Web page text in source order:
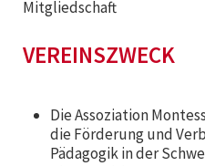
Mitgliedschaft
VEREINSZWECK
Die Assoziation
die Förderung und
Pädagogik in der